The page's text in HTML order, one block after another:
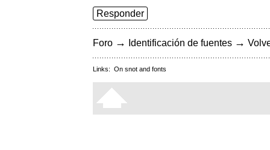
Responder
Foro → Identificación de fuentes →
Links: On snot and fonts